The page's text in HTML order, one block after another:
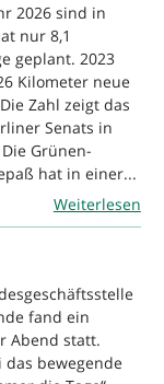
2026 sind in
nur 8,1
geplant. 2023
Kilometer neue
Zahl zeigt das
Senats in
Grünen-
hat in einer...
Weiterlesen
fand ein
Abend statt.
bewegende